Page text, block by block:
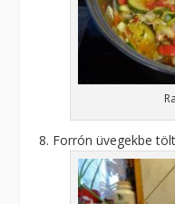
Forrón üvegekbe